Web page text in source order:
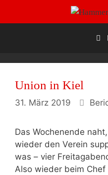
Union in Kiel
31. März 2019
Das Wochenende
wieder den Verein
was – vier
Also wieder beim